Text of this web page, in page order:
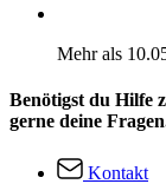
Mehr als
Benötigst du Hilfe
gerne deine
Kontakt